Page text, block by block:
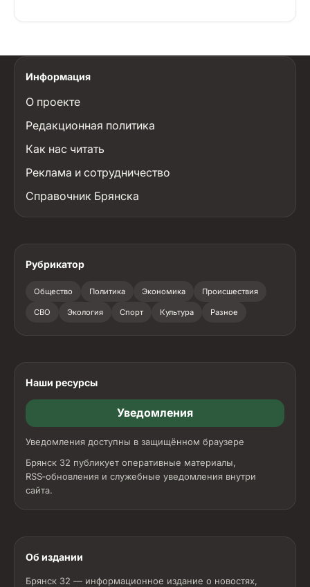
Информация
О проекте
Редакционная политика
Как нас читать
Реклама и сотрудничество
Справочник Брянска
Рубрикатор
Общество Политика Экономика Происшествия
СВО Экология Спорт Культура Разное
Наши ресурсы
Уведомления
Уведомления доступны в защищённом браузере
Брянск 32 публикует оперативные материалы,
RSS‑обновления и служебные уведомления внутри
сайта.
Об издании
Брянск 32 — информационное издание о новостях,